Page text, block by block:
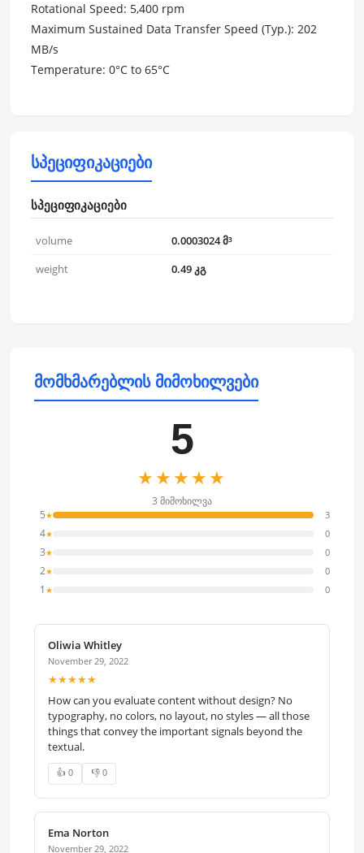
Rotational Speed: 5,400 rpm
Maximum Sustained Data Transfer Speed (Typ.): 202
MB/s
Temperature: 0°C to 65°C
სპეციფიკაციები
სპეციფიკაციები
volume
0.0003024 მ³
weight
0.49 კგ
მომხმარებლის მიმოხილვები
5
★★★★★
3 მიმოხილვა
5★ 3
4★ 0
3★ 0
2★ 0
1 ★ 0
Oliwia Whitley
November 29, 2022
★★★★★
How can you evaluate content without design? No
typography, no colors, no layout, no styles — all those
things that convey the important signals beyond the
textual.
👍 0 👎 0
Ema Norton
November 29, 2022